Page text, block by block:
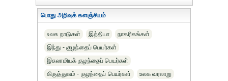
பொது அறிவுக் களஞ்சியம்
உலக நாடுகள் இந்தியா
நாகரிகங்கள்
இந்து - குழந்தைப் பெயர்கள்
இசுலாமியக் குழந்தைப் பெயர்கள்
கிருத்துவம் - குழந்தைப் பெயர்கள்
உலக வரலாறு